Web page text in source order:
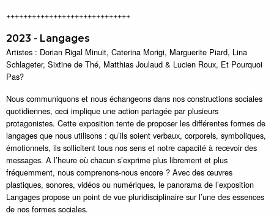
+++++++++++++++++++++++++++++
2023 - Langages
Artistes : Dorian Rigal Minuit, Caterina Morigi, Marguerite Piard, Lina
Schlageter, Sixtine de Thé, Matthias Joulaud & Lucien Roux, Et Pourquoi
Pas?
Nous communiquons et nous échangeons dans nos constructions sociales
quotidiennes, ceci implique une action partagée par plusieurs
protagonistes. Cette exposition tente de proposer les différentes formes de
langages que nous utilisons : qu’ils soient verbaux, corporels, symboliques,
émotionnels, ils sollicitent tous nos sens et notre capacité à recevoir des
messages. A l’heure où chacun s’exprime plus librement et plus
fréquemment, nous comprenons-nous encore ? Avec des œuvres
plastiques, sonores, vidéos ou numériques, le panorama de l’exposition
Langages propose un point de vue pluridisciplinaire sur l’une des essences
de nos formes sociales.